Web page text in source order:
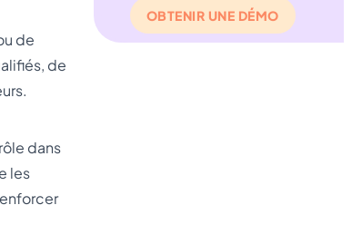
de
de
dans
les
OBTENIR UNE DÉMO